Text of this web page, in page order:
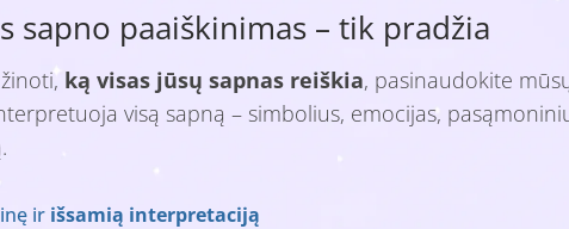
sapno paaiškinimas – tik pradžia
ką visas jūsų sapnas reiškia, pasinaudokite
visą sapną – simbolius, emocijas,
ir išsamią interpretaciją